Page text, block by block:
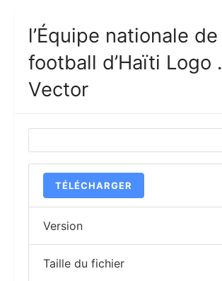
l’Équipe nationale de
football d’Haïti Logo
Vector
TÉLÉCHARGER
Version
Taille du fichier